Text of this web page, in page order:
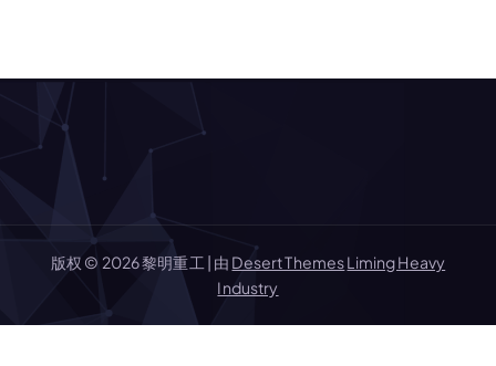
版权 © 2026 黎明重工 | 由 Desert ThemesLiming Heavy
Industry